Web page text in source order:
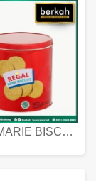
REGAL MARIE BISCUIT KALENG 550 GRAM